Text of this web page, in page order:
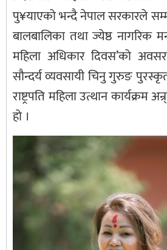
पु¥याएको भन्दै नेपाल सरकारले
बालबालिका तथा ज्येष्ठ नागरिक
महिला अधिकार दिवस’को
सौन्दर्य व्यवसायी चिनु गुरुङ
राष्ट्रपति महिला उत्थान कार्यक्रम
हो ।